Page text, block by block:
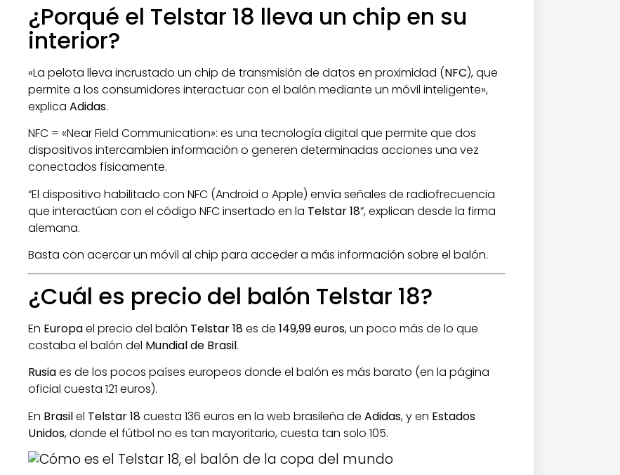
¿Porqué el Telstar 18 lleva un chip en su
interior?
«La pelota lleva incrustado un chip de transmisión de datos en proximidad (NFC), que
permite a los consumidores interactuar con el balón mediante un móvil inteligente»,
explica Adidas.
NFC = «Near Field Communication»: es una tecnología digital que permite que dos
dispositivos intercambien información o generen determinadas acciones una vez
conectados físicamente.
“El dispositivo habilitado con NFC (Android o Apple) envía señales de radiofrecuencia
que interactúan con el código NFC insertado en la Telstar 18”, explican desde la firma
alemana.
Basta con acercar un móvil al chip para acceder a más información sobre el balón.
¿Cuál es precio del balón Telstar 18?
En Europael precio del balón Telstar 18es de 149,99 euros, un poco más de lo que
costaba el balón del Mundial de Brasil.
Rusiaes de los pocos países europeos donde el balón es más barato (en la página
oficial cuesta 121 euros).
En Brasilel Telstar 18cuesta 136 euros en la web brasileña de Adidas, y en Estados
Unidos, donde el fútbol no es tan mayoritario, cuesta tan solo 105.